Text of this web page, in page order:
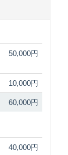
50,000円
10,000円
60,000円
40,000円